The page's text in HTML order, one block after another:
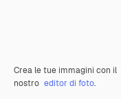
Crea le tue immagini con il
nostro editor di foto.